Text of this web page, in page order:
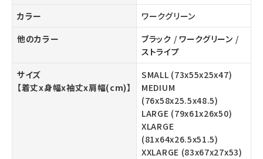
カラー
ワークグリーン
他のカラー
ブラック / ワークグリーン /
ストライプ
サイズ
【着丈x身幅x袖丈x肩幅(cm)】
SMALL (73x55x25x47)
MEDIUM
(76x58x25.5x48.5)
LARGE (79x61x26x50)
XLARGE
(81x64x26.5x51.5)
XXLARGE (83x67x27x53)